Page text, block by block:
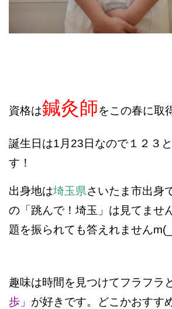
資格は鍼灸師をこの春に取
誕生日は1月23日なので１２３
す！
出身地は埼玉県さいたま市出身
の「跳んで！埼玉」は見てませ
題を振られても答えれません
趣味は時間を見つけてフラフラ
歩」 が好きです。どこかおすす